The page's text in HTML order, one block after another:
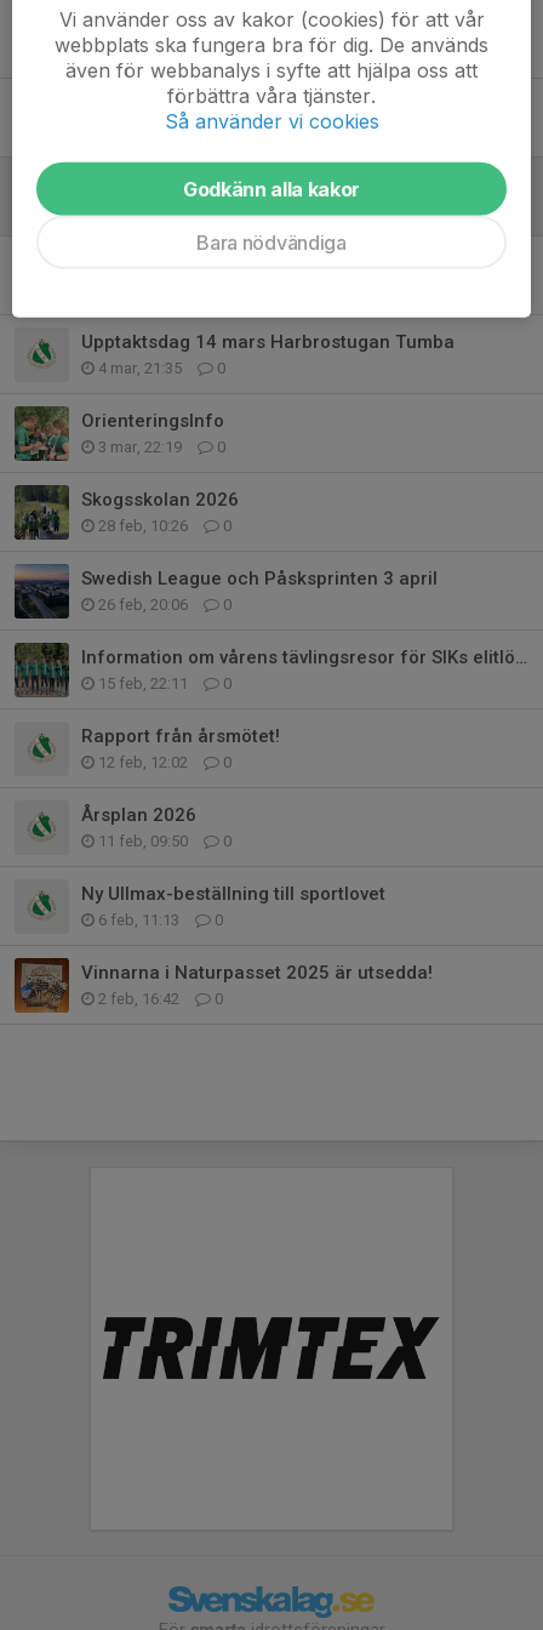
Sprint KM 23 maj!
6 maj, 15:30 0
SOFT:s förtjänstdiplom till Bengt
18 mar, 22:05 6
Kallelse till fortsatt Årsmöte 24 mars kl.20.30
Upptaktsdag 14 mars Harbrostugan Tumba
4 mar, 21:35 0
OrienteringsInfo
3 mar, 22:19 0
Skogsskolan 2026
28 feb, 10:26 0
Swedish League och Påsksprinten 3 april
26 feb, 20:06 0
Information om vårens tävlingsresor för SIKs elitlöpare
15 feb, 22:11 0
Rapport från årsmötet!
12 feb, 12:02 0
Årsplan 2026
11 feb, 09:50 0
Ny Ullmax-beställning till sportlovet
6 feb, 11:13 0
Vinnarna i Naturpasset 2025 är utsedda!
2 feb, 16:42 0
Vi använder oss av kakor (cookies) för att vår
webbplats ska fungera bra för dig. De används
även för webbanalys i syfte att hjälpa oss att
förbättra våra tjänster.
Så använder vi cookies
Godkänn alla kakor
Bara nödvändiga